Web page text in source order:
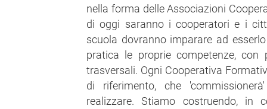
nella forma delle Associazioni
di oggi saranno i cooperatori e i
scuola dovranno imparare ad
pratica le proprie competenze, con
trasversali. Ogni Cooperativa
di riferimento, che
realizzare. Stiamo costruendo, in